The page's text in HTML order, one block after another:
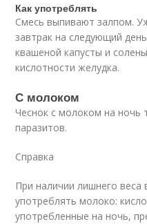
Как употреблять
Смесь выпивают залпом.
завтрак на следующий
квашеной капусты и
кислотности желудка.
С молоком
Чеснок с молоком на ночь
паразитов.
Справка
При наличии лишнего веса
употреблять молоко:
употребленные на ночь,